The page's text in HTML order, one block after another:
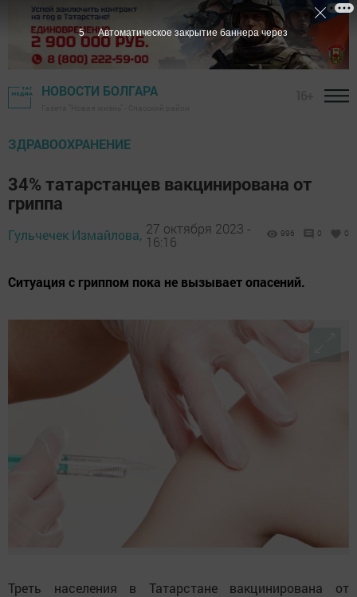
НОВОСТИ БОЛГАРА
ЗДРАВООХРАНЕНИЕ
34% татарстанцев вакцинирована от
гриппа
Гульчечек Измайлова, 27 октября 2023 -
16:16
996 0 0
Ситуация с гриппом пока не вызывает опасений.
Треть населения в Татарстане вакцинирована от
3 Автоматическое закрытие баннера через